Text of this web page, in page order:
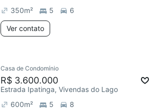
350m² 5 6
Ver contato
Casa de Condomínio
R$ 3.600.000
Estrada Ipatinga, Vivendas do Lago
600m² 5 8